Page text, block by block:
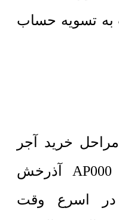
تسویه حساب
خرید آجر
نما نسوز کد AP000 آذرخش
در اسرع وقت